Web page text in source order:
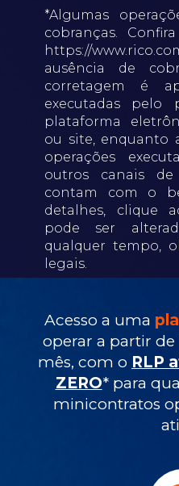
*Algumas
cobranças.
https://
ausência de
corretagem é
executadas pelo
plataforma
ou site, enquanto
operações
outros canais
contam com o
detalhes, clique
pode ser
qualquer tempo,
legais.
Acesso a uma
operar a partir
mês, com o RLP
ZERO* para
minicontratos